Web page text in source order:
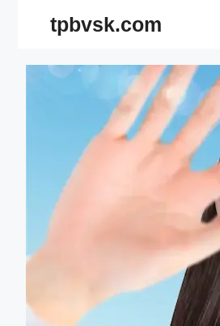
tpbvsk.com